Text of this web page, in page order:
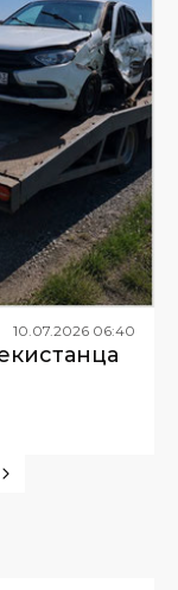
10 07 2026 06:40